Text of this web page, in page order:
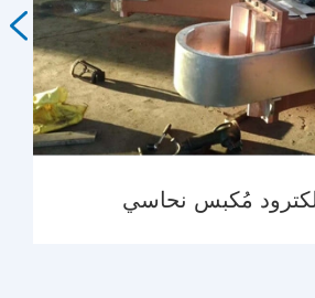
مُكبس نحاسي
